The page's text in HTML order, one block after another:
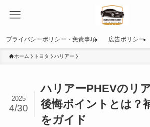
プライバシーポリシー・免責事項 広告ポリシー
ホーム トヨタ ハリアー
ハリアーPHEVのリ
後悔ポイントとは？
をガイド
2025
4/30